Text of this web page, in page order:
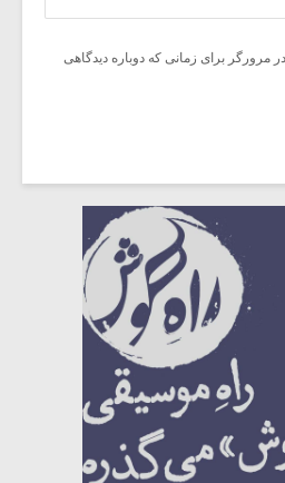
مرورگر برای زمانی که دوباره دیدگاهی